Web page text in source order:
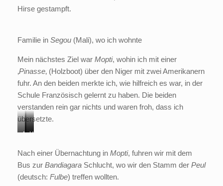
Hirse gestampft.
Familie in Segou (Mali), wo ich wohnte
Mein nächstes Ziel war Mopti, wohin ich mit einer
‚Pinasse‚ (Holzboot) über den Niger mit zwei Amerikanern
fuhr. An den beiden merkte ich, wie hilfreich es war, in der
Schule Französisch gelernt zu haben. Die beiden
verstanden rein gar nichts und waren froh, dass ich
übersetzte.
A
a
m
H
l
z
b
H
l
z
b
Nach einer Übernachtung in Mopti, fuhren wir mit dem
Bus zur Bandiagara Schlucht, wo wir den Stamm der Peul
(deutsch: Fulbe) treffen wollten.